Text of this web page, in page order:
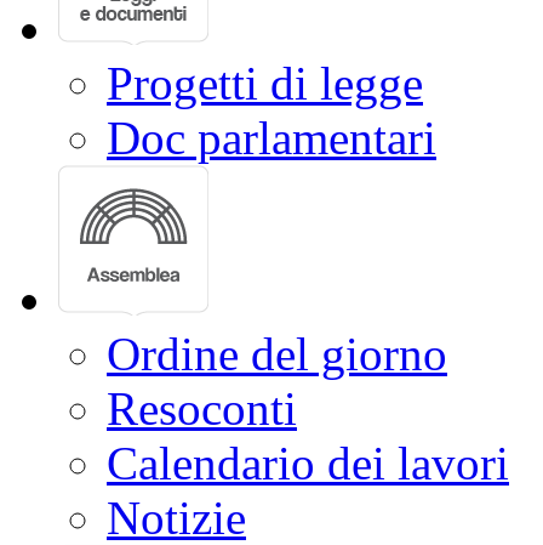
Progetti di legge
Doc parlamentari
Ordine del giorno
Resoconti
Calendario dei lavori
Notizie